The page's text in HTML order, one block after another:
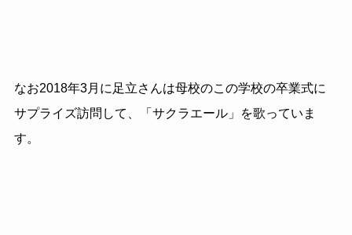
なお2018年3月に足立さんは母校のこの学校の卒業式に
サプライズ訪問して、「サクラエール」を歌っていま
す。